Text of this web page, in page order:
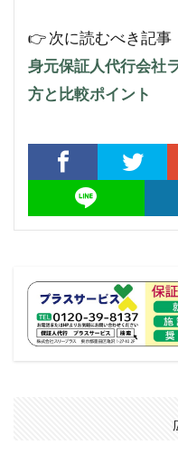
👉 次に読むべき記事
身元保証人代行会社
方と比較ポイント